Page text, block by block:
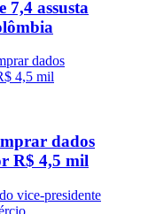
assusta
dados
R$ 4,5 mil